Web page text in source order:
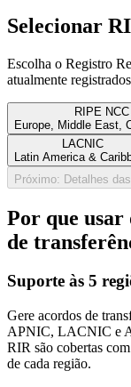
Selecionar
Escolha o Registro
atualmente registrados
RIPE NCC
Europe, Middle East,
LACNIC
Latin America &
Próximo: Detalhes
Por que usar
de
Suporte às 5
Gere acordos de
APNIC, LACNIC e
RIR são cobertas
de cada região.